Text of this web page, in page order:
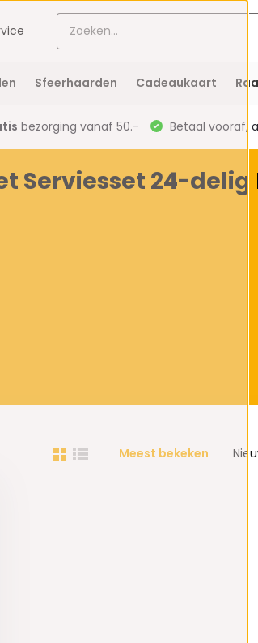
Sfeerhaarden Cadeaukaart
bezorging vanaf 50.- Betaal vooraf,
Serviesset 24-delig
Meest bekeken